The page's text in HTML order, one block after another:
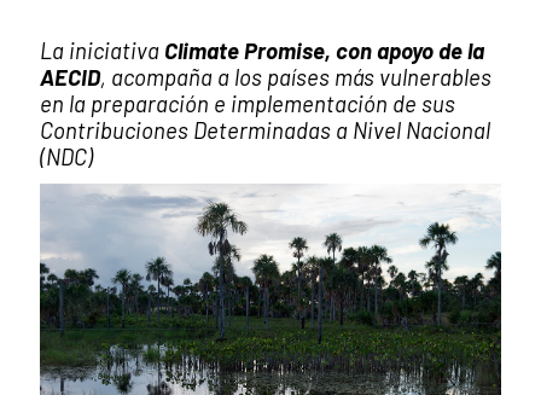
La iniciativa Climate Promise, con apoyo de la
AECID, acompaña a los países más vulnerables
en la preparación e implementación de sus
Contribuciones Determinadas a Nivel Nacional
(NDC)